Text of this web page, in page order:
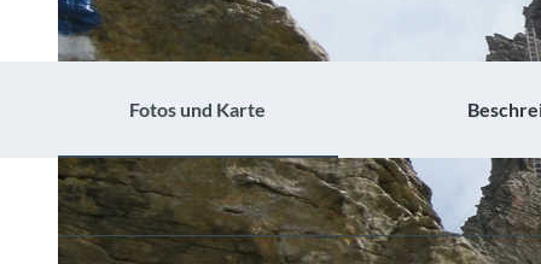
Fotos und Karte